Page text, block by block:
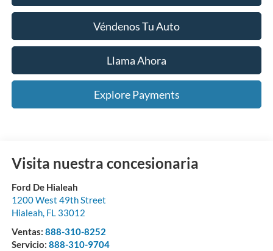
Véndenos Tu Auto
Llama Ahora
Explore Payments
Visita nuestra concesionaria
Ford De Hialeah
1200 West 49th Street
Hialeah, FL 33012
Ventas: 888-310-8252
Servicio: 888-310-9704